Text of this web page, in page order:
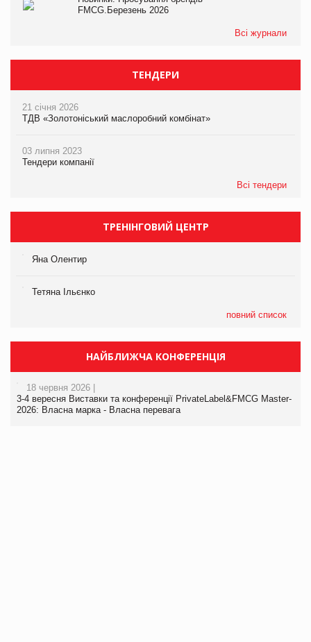
FMCG.Березень 2026
Всі журнали
ТЕНДЕРИ
21 січня 2026
ТДВ «Золотоніський маслоробний комбінат»
03 липня 2023
Тендери компанії
Всі тендери
ТРЕНІНГОВИЙ ЦЕНТР
Яна Олентир
Тетяна Ільєнко
повний список
НАЙБЛИЖЧА КОНФЕРЕНЦІЯ
18 червня 2026 |
3-4 вересня Виставки та конференції PrivateLabel&FMCG Master-
2026: Власна марка - Власна перевага